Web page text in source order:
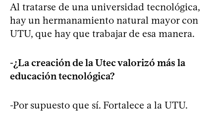
Al tratarse de una universidad tecnológica,
hay un hermanamiento natural mayor con
UTU, que hay que trabajar de esa manera.
-¿La creación de la Utec valorizó más la
educación tecnológica?
-Por supuesto que sí. Fortalece a la UTU.